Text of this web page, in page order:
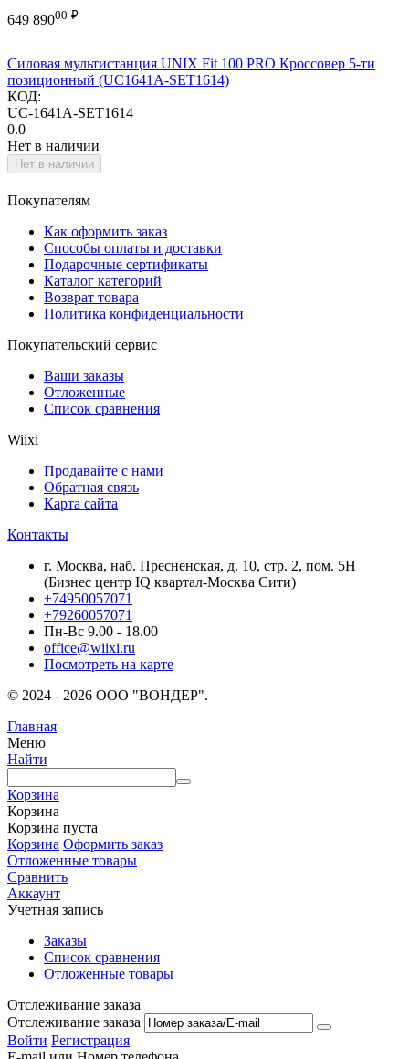
649 89000 ₽
Силовая мультистанция UNIX Fit 100 PRO Кроссовер 5-ти
позиционный (UC1641A-SET1614)
КОД:
UC-1641A-SET1614
0.0
Нет в наличии
Нет в наличии
Покупателям
Как оформить заказ
Способы оплаты и доставки
Подарочные сертификаты
Каталог категорий
Возврат товара
Политика конфиденциальности
Покупательский сервис
Ваши заказы
Отложенные
Список сравнения
Wiixi
Продавайте с нами
Обратная связь
Карта сайта
Контакты
г. Москва, наб. Пресненская, д. 10, стр. 2, пом. 5Н
(Бизнес центр IQ квартал-Москва Сити)
+74950057071
+79260057071
Пн-Вс 9.00 - 18.00
office@wiixi.ru
Посмотреть на карте
© 2024 - 2026 ООО "ВОНДЕР".
Главная
Меню
Найти
Корзина
Корзина
Корзина пуста
Корзина Оформить заказ
Отложенные товары
Сравнить
Аккаунт
Учетная запись
Заказы
Список сравнения
Отложенные товары
Отслеживание заказа
Отслеживание заказа
Войти Регистрация